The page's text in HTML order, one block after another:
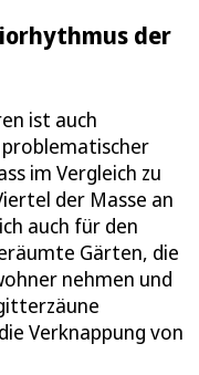
der
ist auch
problematischer
im Vergleich zu
der Masse an
auch für den
Gärten, die
nehmen und
Verknappung von